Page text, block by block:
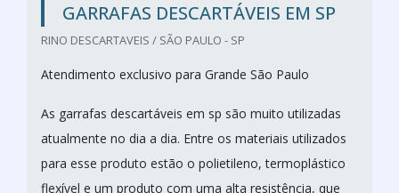
GARRAFAS DESCARTÁVEIS EM SP
RINO DESCARTAVEIS / SÃO PAULO - SP
Atendimento exclusivo para Grande São Paulo
As garrafas descartáveis em sp são muito utilizadas
atualmente no dia a dia. Entre os materiais utilizados
para esse produto estão o polietileno, termoplástico
flexível e um produto com uma alta resistência, que